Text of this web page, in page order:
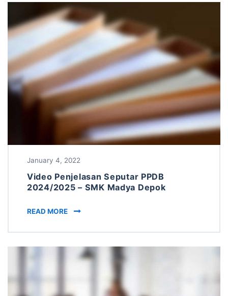
January 4, 2022
Video Penjelasan Seputar PPDB
2024/2025 – SMK Madya Depok
READ MORE VIDEO PENJELASAN SEPUTAR PPDB 2024/